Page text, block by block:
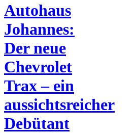
Autohaus
Johannes:
Der neue
Chevrolet
Trax – ein
aussichtsreicher
Debütant